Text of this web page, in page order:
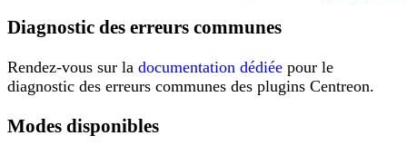
Diagnostic des erreurs communes
Rendez-vous sur la documentation dédiée pour le
diagnostic des erreurs communes des plugins Centreon.
Modes disponibles